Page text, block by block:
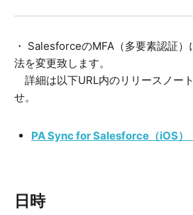
・ SalesforceのMFA（多要素認証
法を変更致します。
詳細は以下URL内のリリースノー
せ。
PA Sync for Salesforce（iOS）
日時